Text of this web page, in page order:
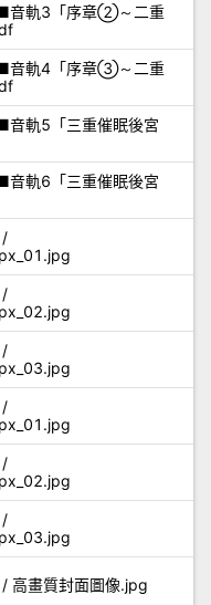
音軌3「序章②～二重
音軌4「序章③～二重
音軌5「三重催眠後宮
音軌6「三重催眠後宮
/
/
/
/
/
/
高畫質封面圖像.jpg